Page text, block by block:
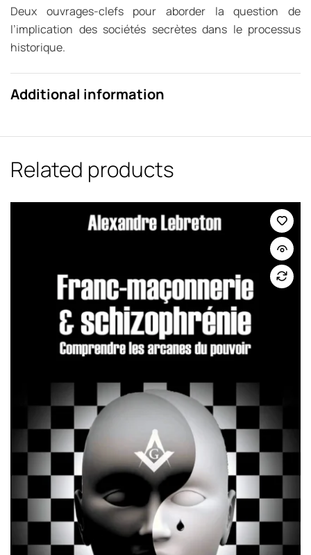
Deux ouvrages-clefs pour aborder la question de
l’implication des sociétés secrètes dans le processus
historique.
Additional information
Related products